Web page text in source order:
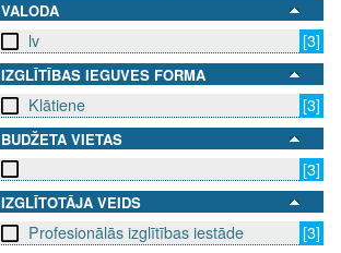
VALODA
lv [3]
IZGLĪTĪBAS IEGUVES FORMA
Klātiene [3]
BUDŽETA VIETAS
[3]
IZGLĪTOTĀJA VEIDS
Profesionālās izglītības iestāde [3]